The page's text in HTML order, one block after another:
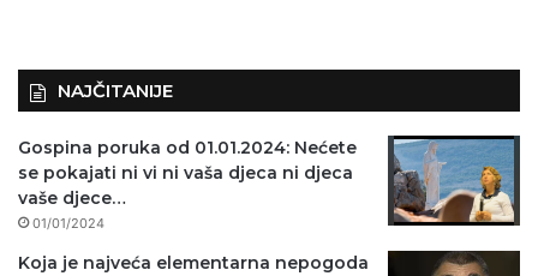
NAJČITANIJE
Gospina poruka od 01.01.2024: Nećete
se pokajati ni vi ni vaša djeca ni djeca
vaše djece…
01/01/2024
Koja je najveća elementarna nepogoda